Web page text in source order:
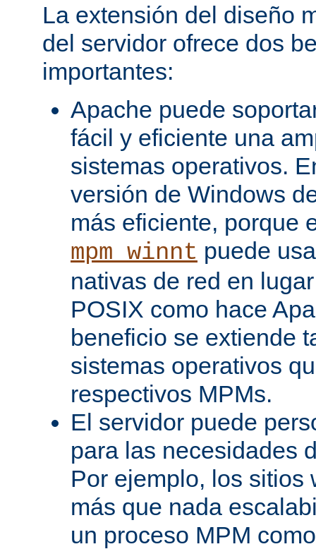
La extensión del diseño
del servidor ofrece dos
importantes:
Apache puede
fácil y eficiente una
sistemas operativos.
versión de Windows
más eficiente, porque
mpm_winnt puede
nativas de red en
POSIX como hace
beneficio se extiende
sistemas operativos
respectivos MPMs.
El servidor puede
para las necesidades
Por ejemplo, los sitios
más que nada
un proceso MPM